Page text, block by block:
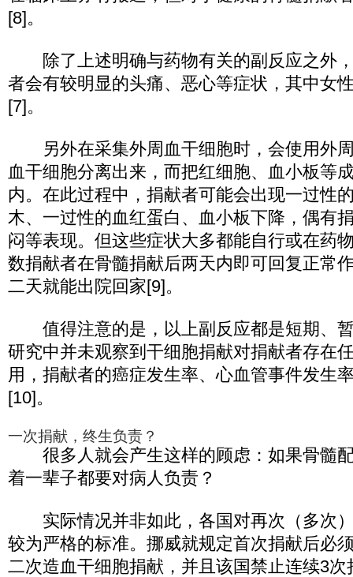
[8]。
除了上述明确与药物有关的副反应之外
者会有较明显的头痛、恶心等症状，其中女
[7]。
另外在采集外周血干细胞时，会使用外
血干细胞分离出来，而把红细胞、血小板等
内。在此过程中，捐献者可能会出现一过性
木、一过性的血红蛋白、血小板下降，偶有
闷等表现。但这些症状大多都能自行或在药
数捐献者在骨髓捐献后两天内即可回复正常
二天就能出院回家[9]。
值得注意的是，以上副反应都是短期、
研究中并未观察到干细胞捐献对捐献者存在
用，捐献者的癌症发生率、心血管事件发生
[10]。
一次捐献，终生负责？
很多人就会产生这样的顾虑：如果骨髓
着一辈子都要对病人负责？
实际情况并非如此，各国对再次（多次
较为严格的标准。挪威就规定首次捐献后必
二次造血干细胞捐献，并且该国禁止连续3